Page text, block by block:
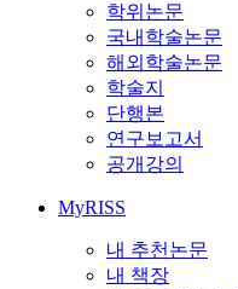
학위논문
국내학술논문
해외학술논문
학술지
단행본
연구보고서
공개강의
MyRISS
내 추천논문
내 책장